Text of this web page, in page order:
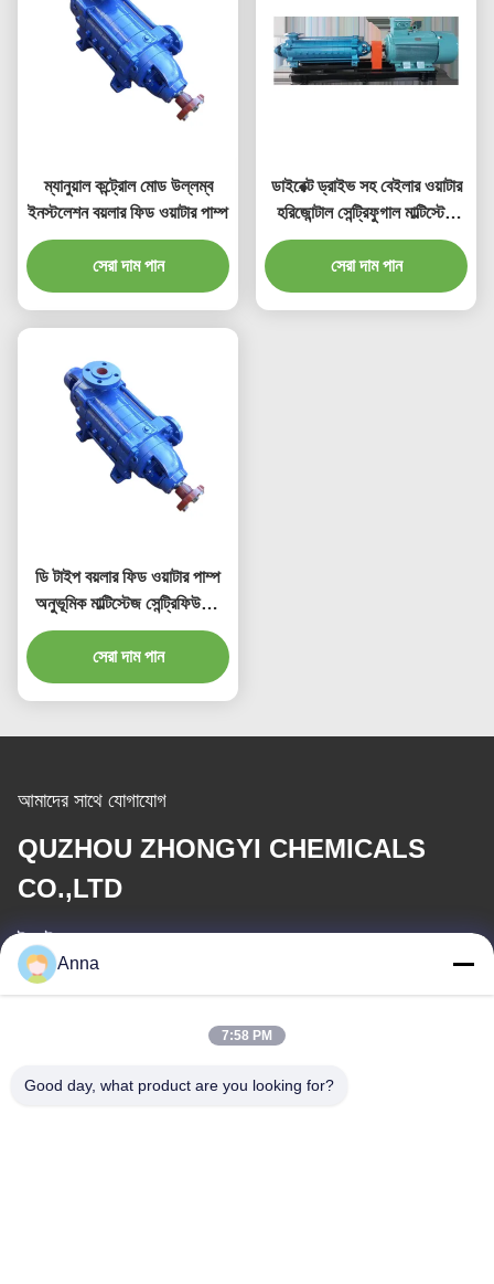
ম্যানুয়াল কন্ট্রোল মোড উল্লম্ব
ইনস্টলেশন বয়লার ফিড ওয়াটার পাম্প
সেরা দাম পান
ডাইরেক্ট ড্রাইভ সহ বেইলার ওয়াটার
হরিজোন্টাল সেন্ট্রিফুগাল মাল্টিস্টেজ
পাম্প ডি ডি জি
সেরা দাম পান
ডি টাইপ বয়লার ফিড ওয়াটার পাম্প
অনুভূমিক মাল্টিস্টেজ সেন্ট্রিফিউগাল
পাম্প একক সাকশন
সেরা দাম পান
আমাদের সাথে যোগাযোগ
QUZHOU ZHONGYI CHEMICALS
CO.,LTD
ই-মেইল
Anna
7:58 PM
Good day, what product are you looking for?